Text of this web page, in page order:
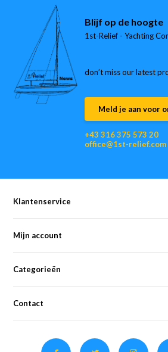
Blijf op de hoogte
1st-Relief - Yachting
don’t miss our latest
Meld je aan voor
+43 316 375 573 20
office@1st-relief.com
Klantenservice
Mijn account
Categorieën
Contact